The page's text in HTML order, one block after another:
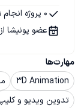
مهارت‌ها
3D Animation
تدوین ویدیو و
0 پروژه انجام شده
عضو پونیشا از 29 مهر 1404